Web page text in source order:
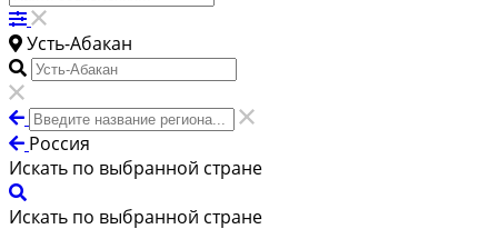
Усть-Абакан
Россия
Искать по выбранной стране
Искать по выбранной стране